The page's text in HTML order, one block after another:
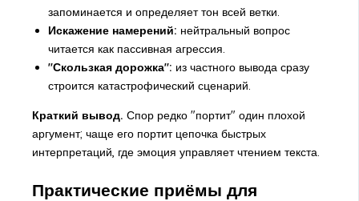
запоминается и определяет тон всей ветки.
Искажение намерений: нейтральный вопрос
читается как пассивная агрессия.
"Скользкая дорожка": из частного вывода сразу
строится катастрофический сценарий.
Краткий вывод. Спор редко "портит" один плохой
аргумент; чаще его портит цепочка быстрых
интерпретаций, где эмоция управляет чтением текста.
Практические приёмы для